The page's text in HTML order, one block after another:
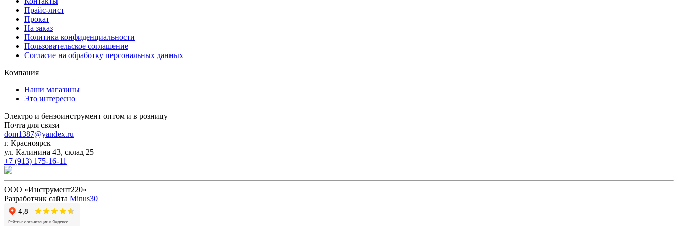
Прайс-лист
Прокат
На заказ
Политика конфиденциальности
Пользовательское соглашение
Согласие на обработку персональных данных
Компания
Наши магазины
Это интересно
Электро и бензоинструмент оптом и в розницу
Почта для связи
dom1387@yandex.ru
г. Красноярск
ул. Калинина 43, склад 25
+7 (913) 175-16-11
ООО «Инструмент220»
Разработчик сайта Minus30